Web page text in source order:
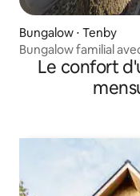
Bungalow ⋅ Tenby
Bungalow familial
Le confort